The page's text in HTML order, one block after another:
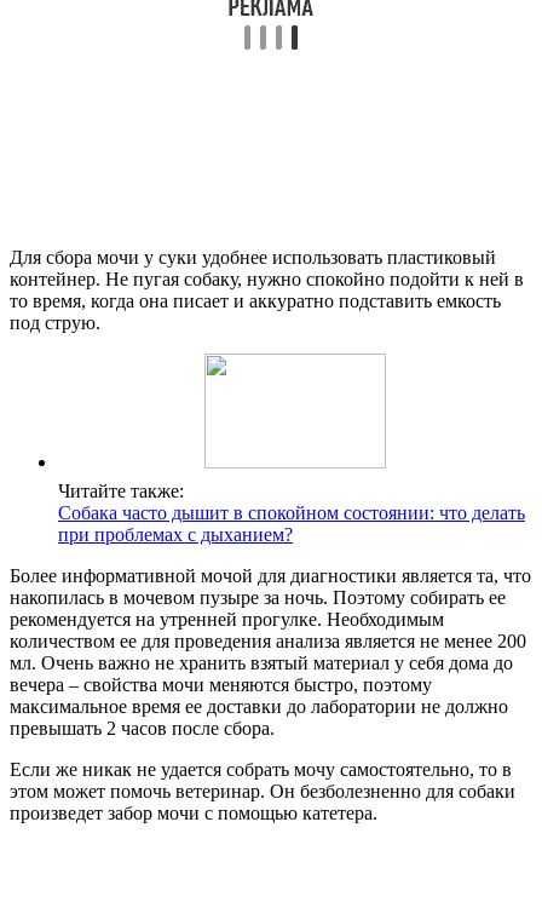
Для сбора мочи у суки удобнее использовать пластиковый
контейнер. Не пугая собаку, нужно спокойно подойти к ней в
то время, когда она писает и аккуратно подставить емкость
под струю.
Читайте также:
Собака часто дышит в спокойном состоянии: что делать
при проблемах с дыханием?
Более информативной мочой для диагностики является та, что
накопилась в мочевом пузыре за ночь. Поэтому собирать ее
рекомендуется на утренней прогулке. Необходимым
количеством ее для проведения анализа является не менее 200
мл. Очень важно не хранить взятый материал у себя дома до
вечера – свойства мочи меняются быстро, поэтому
максимальное время ее доставки до лаборатории не должно
превышать 2 часов после сбора.
Если же никак не удается собрать мочу самостоятельно, то в
этом может помочь ветеринар. Он безболезненно для собаки
произведет забор мочи с помощью катетера.